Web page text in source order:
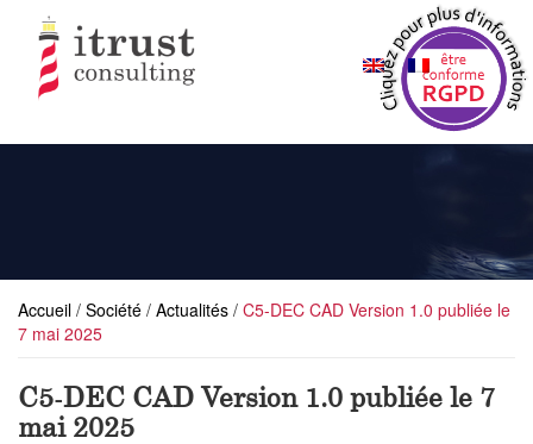
Accueil / Société / Actualités / C5-DEC CAD Version 1.0 publiée le
7 mai 2025
C5-DEC CAD Version 1.0 publiée le 7
mai 2025